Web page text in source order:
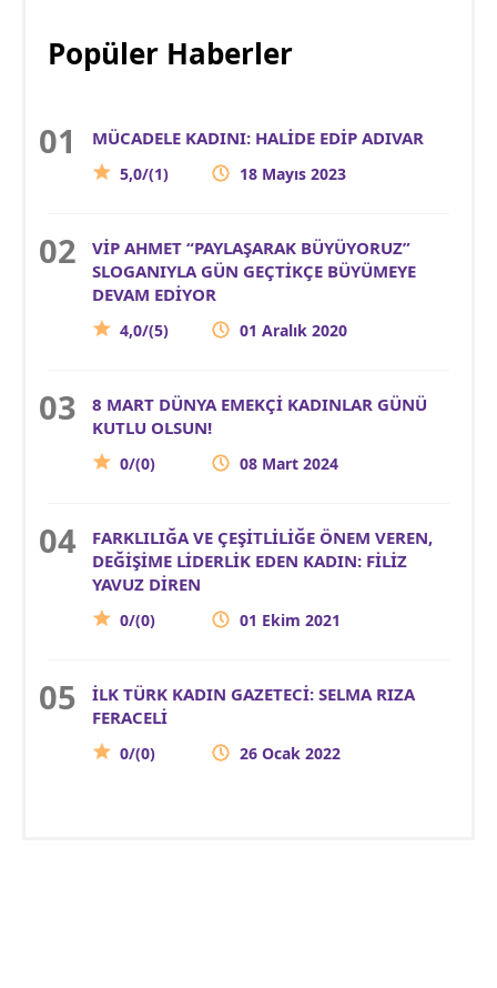
Popüler Haberler
MÜCADELE KADINI: HALİDE EDİP ADIVAR
5,0/(1) 18 Mayıs 2023
VİP AHMET “PAYLAŞARAK BÜYÜYORUZ”
SLOGANIYLA GÜN GEÇTİKÇE BÜYÜMEYE
DEVAM EDİYOR
4,0/(5) 01 Aralık 2020
8 MART DÜNYA EMEKÇİ KADINLAR GÜNÜ
KUTLU OLSUN!
0/(0) 08 Mart 2024
FARKLILIĞA VE ÇEŞİTLİLİĞE ÖNEM VEREN,
DEĞİŞİME LİDERLİK EDEN KADIN: FİLİZ
YAVUZ DİREN
0/(0) 01 Ekim 2021
İLK TÜRK KADIN GAZETECİ: SELMA RIZA
FERACELİ
0/(0) 26 Ocak 2022